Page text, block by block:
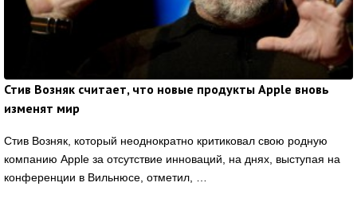
Стив Возняк считает, что новые продукты Apple вновь
изменят мир
Стив Возняк, который неоднократно критиковал свою родную
компанию Apple за отсутствие инноваций, на днях, выступая на
конференции в Вильнюсе, отметил, …